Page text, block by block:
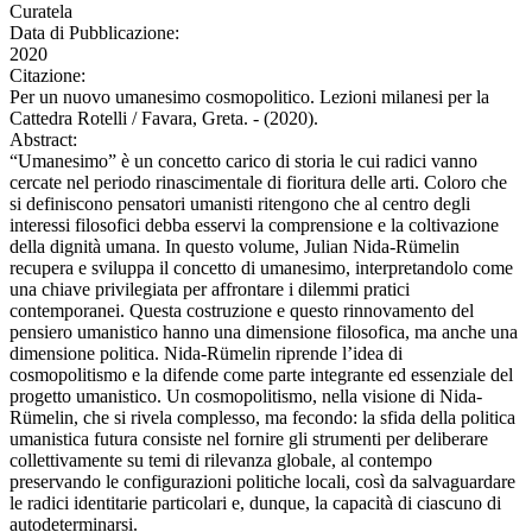
Curatela
Data di Pubblicazione:
2020
Citazione:
Per un nuovo umanesimo cosmopolitico. Lezioni milanesi per la
Cattedra Rotelli / Favara, Greta. - (2020).
Abstract:
“Umanesimo” è un concetto carico di storia le cui radici vanno
cercate nel periodo rinascimentale di fioritura delle arti. Coloro che
si definiscono pensatori umanisti ritengono che al centro degli
interessi filosofici debba esservi la comprensione e la coltivazione
della dignità umana. In questo volume, Julian Nida-Rümelin
recupera e sviluppa il concetto di umanesimo, interpretandolo come
una chiave privilegiata per affrontare i dilemmi pratici
contemporanei. Questa costruzione e questo rinnovamento del
pensiero umanistico hanno una dimensione filosofica, ma anche una
dimensione politica. Nida-Rümelin riprende l’idea di
cosmopolitismo e la difende come parte integrante ed essenziale del
progetto umanistico. Un cosmopolitismo, nella visione di Nida-
Rümelin, che si rivela complesso, ma fecondo: la sfida della politica
umanistica futura consiste nel fornire gli strumenti per deliberare
collettivamente su temi di rilevanza globale, al contempo
preservando le configurazioni politiche locali, così da salvaguardare
le radici identitarie particolari e, dunque, la capacità di ciascuno di
autodeterminarsi.